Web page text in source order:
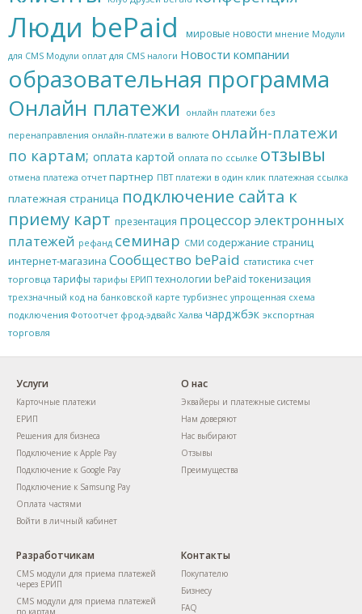
Люди bePaid мировые новости мнение Модули
для CMS Модули оплат для CMS налоги Новости компании
образовательная программа
Онлайн платежи
онлайн платежи без
перенаправления онлайн-платежи в валюте онлайн-платежи
по картам; оплата картой оплата по ссылке отзывы
отмена платежа отчет партнер ПВТ платежи в один клик платежная ссылка
платежная страница подключение сайта к
приему карт презентация процессор электронных
платежей рефанд семинар СМИ содержание страниц
интернет-магазина Сообщество bePaid статистика счет
торговца тарифы тарифы ЕРИП технологии bePaid токенизация
трехзначный код на банковской карте турбизнес упрощенная схема
подключения Фотоотчет фрод-эдвайс Халва чарджбэк экспортная
торговля
Услуги
Карточные платежи
ЕРИП
Решения для бизнеса
Подключение к Apple Pay
Подключение к Google Pay
Подключение к Samsung Pay
Оплата частями
Войти в личный кабинет
О нас
Эквайеры и платежные системы
Нам доверяют
Нас выбирают
Отзывы
Преимущества
Разработчикам
CMS модули для приема платежей
через ЕРИП
CMS модули для приема платежей
по картам
Контакты
Покупателю
Бизнесу
FAQ